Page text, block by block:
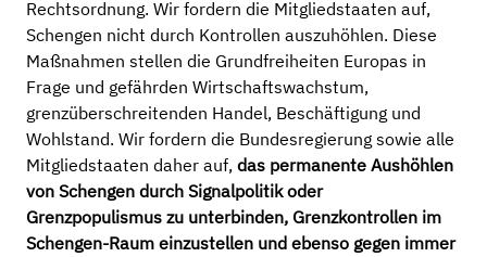
Rechtsordnung. Wir fordern die Mitgliedstaaten auf,
Schengen nicht durch Kontrollen auszuhöhlen. Diese
Maßnahmen stellen die Grundfreiheiten Europas in
Frage und gefährden Wirtschaftswachstum,
grenzüberschreitenden Handel, Beschäftigung und
Wohlstand. Wir fordern die Bundesregierung sowie alle
Mitgliedstaaten daher auf, das permanente Aushöhlen
von Schengen durch Signalpolitik oder
Grenzpopulismus zu unterbinden, Grenzkontrollen im
Schengen-Raum einzustellen und ebenso gegen immer